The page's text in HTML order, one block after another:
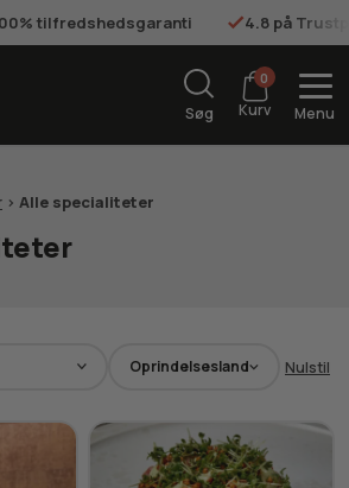
tilfredshedsgaranti 4.8 på
Søg
0
Kurv Menu
> Alle specialiteter
Oprindelsesland Nulstil